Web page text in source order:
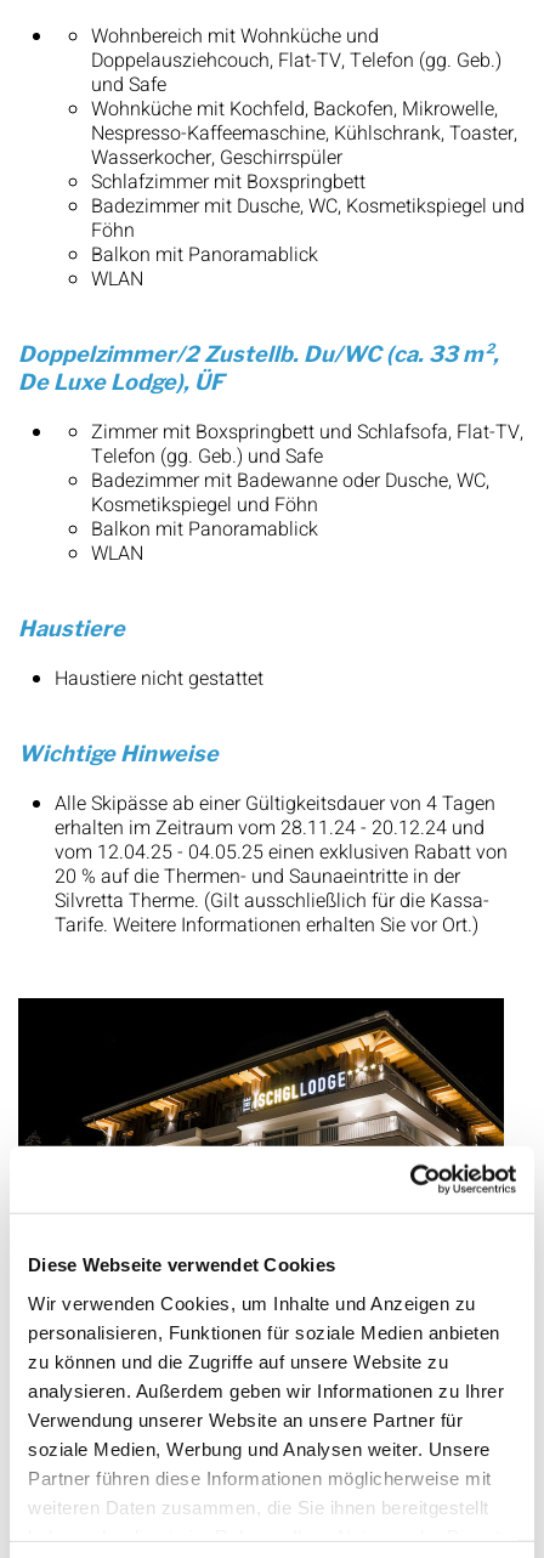
Diese Webseite verwendet Cookies
Wir verwenden Cookies, um Inhalte und Anzeigen zu
personalisieren, Funktionen für soziale Medien anbieten
zu können und die Zugriffe auf unsere Website zu
analysieren. Außerdem geben wir Informationen zu Ihrer
Verwendung unserer Website an unsere Partner für
soziale Medien, Werbung und Analysen weiter. Unsere
Partner führen diese Informationen möglicherweise mit
weiteren Daten zusammen, die Sie ihnen bereitgestellt
Wohnbereich mit Wohnküche und
Doppelausziehcouch, Flat-TV, Telefon (gg. Geb.)
und Safe
Wohnküche mit Kochfeld, Backofen, Mikrowelle,
Nespresso-Kaffeemaschine, Kühlschrank, Toaster,
Wasserkocher, Geschirrspüler
Schlafzimmer mit Boxspringbett
Badezimmer mit Dusche, WC, Kosmetikspiegel und
Föhn
Balkon mit Panoramablick
WLAN
Doppelzimmer/2 Zustellb. Du/WC (ca. 33 m²,
De Luxe Lodge), ÜF
Zimmer mit Boxspringbett und Schlafsofa, Flat-TV,
Telefon (gg. Geb.) und Safe
Badezimmer mit Badewanne oder Dusche, WC,
Kosmetikspiegel und Föhn
Balkon mit Panoramablick
WLAN
Haustiere
Haustiere nicht gestattet
Wichtige Hinweise
Alle Skipässe ab einer Gültigkeitsdauer von 4 Tagen
erhalten im Zeitraum vom 28.11.24 - 20.12.24 und
vom 12.04.25 - 04.05.25 einen exklusiven Rabatt von
20 % auf die Thermen- und Saunaeintritte in der
Silvretta Therme. (Gilt ausschließlich für die Kassa-
Tarife. Weitere Informationen erhalten Sie vor Ort.)
Verpflegung